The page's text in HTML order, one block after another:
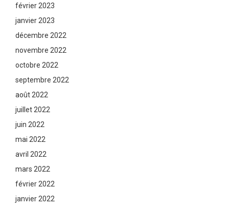
février 2023
janvier 2023
décembre 2022
novembre 2022
octobre 2022
septembre 2022
août 2022
juillet 2022
juin 2022
mai 2022
avril 2022
mars 2022
février 2022
janvier 2022